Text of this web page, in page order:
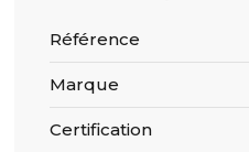
Référence
Marque
Certification